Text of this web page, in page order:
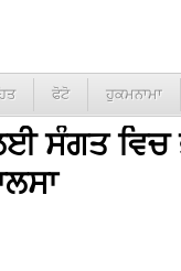
ਫੋਟੋ ਹੁਕਮਨਾਮਾ
ਸੰਗਤ ਵਿਚ